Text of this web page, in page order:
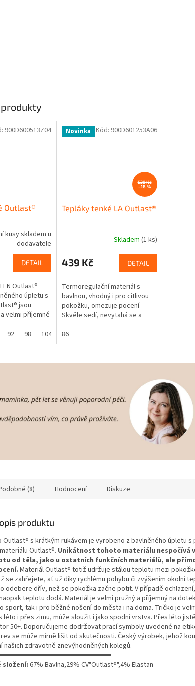
Outlast®
kusy skladem u
dodavatele
DETAIL
Outlast®
úpletu s
jsou
velmi příjemné
92 98 104 110
900D600513Z04 Novinka
539 Kč
–18 %
Tepláky tenké LA Outlast®
Skladem (1 ks)
439 Kč DETAIL
Termoregulační materiál s
bavlnou, vhodný i pro citlivou
pokožku, omezuje pocení
Skvěle sedí, nevytahá se a
Nažehlené etikety: už žádné
86
Kód: 900D601253A06
(8) Hodnocení Diskuze
produktu
Outlast® s krátkým rukávem je vyrobeno z bavlněného úpletu s
Outlast®. Unikátnost tohoto materiálu nespočívá
od těla, jako u ostatních funkčních materiálů, ale
Materiál Outlast® totiž udržuje stálou teplotu mezi
se zahřejete, ať už díky rychlému pohybu či zvýšením okolní
odebere dřív, než se pokožka začne potit. V případě
teplotu dodá. Materiál je velmi pružný a příjemný na
sport, tak i pro běžné nošení do města i na doma. Tričko je
léto i přes zimu, může sloužit i jako spodní vrstva. Přes léto
50+. Doporučujeme dodržovat prací symboly uvedené na
se může mírně lišit od skutečnosti. Český výrobek, jehož
našich zdravotně znevýhodněných kolegů.
složení: 67% Bavlna,29% CV"Outlast®",4% Elastan